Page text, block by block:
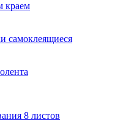
краем
самоклеящиеся
8 листов